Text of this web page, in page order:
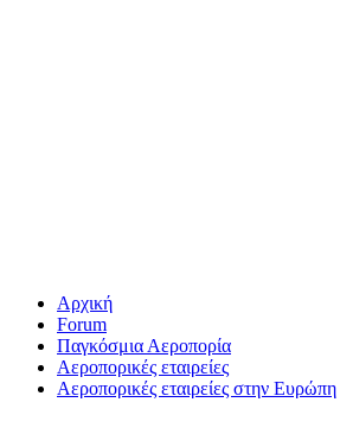
Αρχική
Forum
Παγκόσμια Αεροπορία
Αεροπορικές εταιρείες
Αεροπορικές εταιρείες στην Ευρώπη